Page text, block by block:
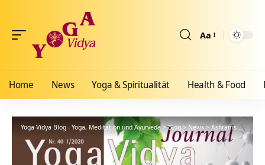
Aa
Home News Yoga & Spiritualität Health & Food
Yoga Vidya Blog - Yoga, Meditation und Ayurveda>Blog>News>Ashrams>